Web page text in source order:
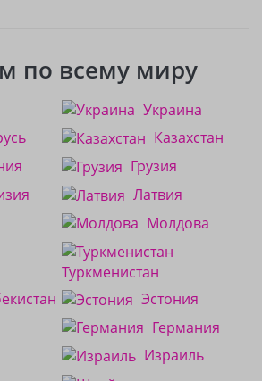
по всему миру
Украина
Казахстан
Грузия
Латвия
Молдова
Туркменистан
Эстония
Германия
Израиль